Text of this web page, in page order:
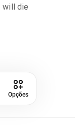
will die
Opções